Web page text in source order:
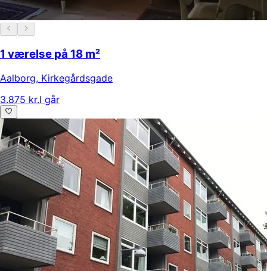
1 værelse på 18 m²
Aalborg, Kirkegårdsgade
3.875 kr.I går